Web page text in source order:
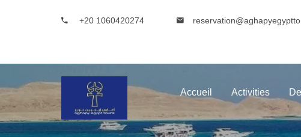
+20 1060420274
Accueil Activities